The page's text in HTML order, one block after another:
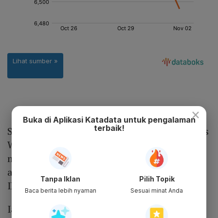
Sebaliknya, CEO Indosurya Bersinar Sekuritas
William Surya Wijaya menilai hari ini IHSG
memiliki potensi tertekan. Berdasarkan hasil
analisisnya secara teknikal, area pergerakan
IHSG ada di level 6.413 dan 6.592.
Ia mengatakan, perkembangan pergerakan
×
Buka di Aplikasi Katadata untuk pengalaman
terbaik!
Tanpa Iklan
Baca berita lebih nyaman
Pilih Topik
Sesuai minat Anda